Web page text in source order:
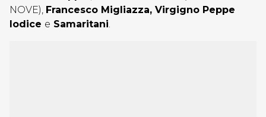
NOVE), Francesco Migliazza, Virgigno Peppe
Iodice e Samaritani.